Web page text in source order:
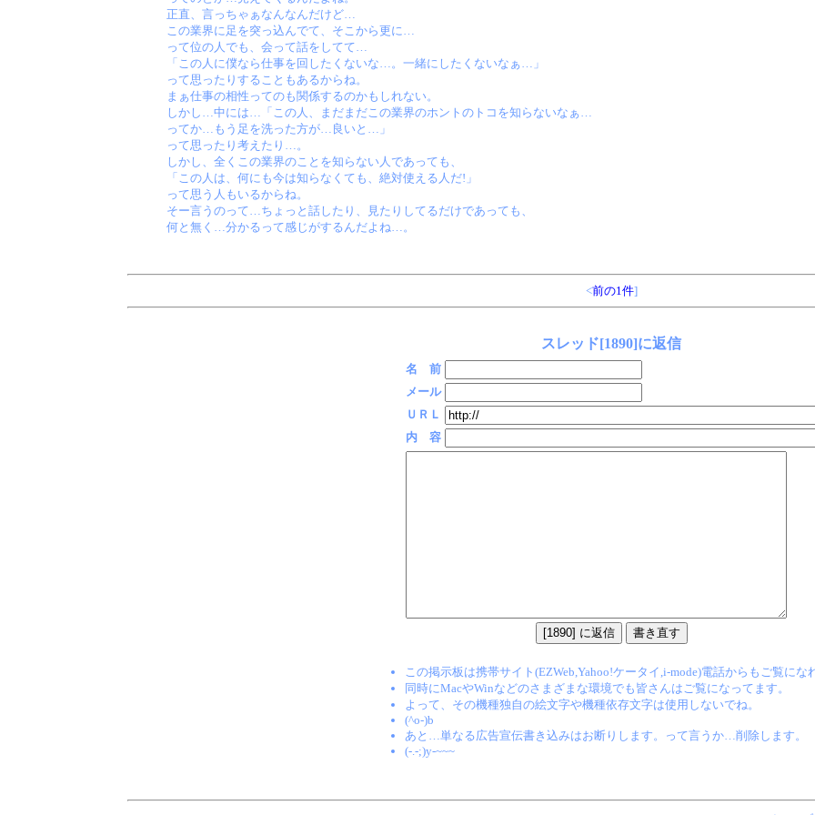
正直、言っちゃぁなんなんだけど…
この業界に足を突っ込んでて、そこから更に…
って位の人でも、会って話をしてて…
「この人に僕なら仕事を回したくないな…。一緒にしたくないなぁ…」
って思ったりすることもあるからね。
まぁ仕事の相性ってのも関係するのかもしれない。
しかし…中には…「この人、まだまだこの業界のホントのトコを知らないなぁ…
ってか…もう足を洗った方が…良いと…」
って思ったり考えたり…。
しかし、全くこの業界のことを知らない人であっても、
「この人は、何にも今は知らなくても、絶対使える人だ!」
って思う人もいるからね。
そー言うのって…ちょっと話したり、見たりしてるだけであっても、
何と無く…分かるって感じがするんだよね…。
<前の1件]
スレッド[1890]に返信
名 前
メール
ＵＲＬ
内 容
この掲示板は携帯サイト(EZWeb,Yahoo!ケータイ,i-mode)電話からもご覧にな
同時にMacやWinなどのさまざまな環境でも皆さんはご覧になってます。
よって、その機種独自の絵文字や機種依存文字は使用しないでね。
(^o-)b
あと…単なる広告宣伝書き込みはお断りします。って言うか…削除します。
(-.-;)y-~~~